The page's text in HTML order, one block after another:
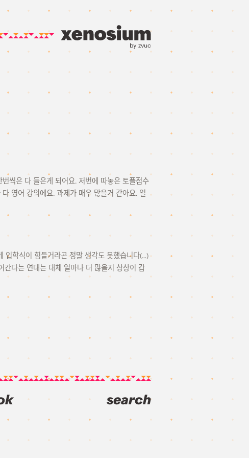
by zvuc
씩은 다 들은게 되어요. 저번에 따놓은 토플점수
영어 강의에요. 과제가 매우 많을거 같아요. 일
입학식이 힘들거라곤 정말 생각도 못했습니다(…)
다는 연대는 대체 얼마나 더 많을지 상상이 갑
search